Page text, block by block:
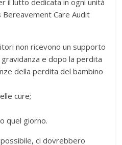
il lutto dedicata in ogni unità
Bereavement Care Audit
non ricevono un supporto
e dopo la perdita
della perdita del bambino
cure;
quel giorno.
ci dovrebbero